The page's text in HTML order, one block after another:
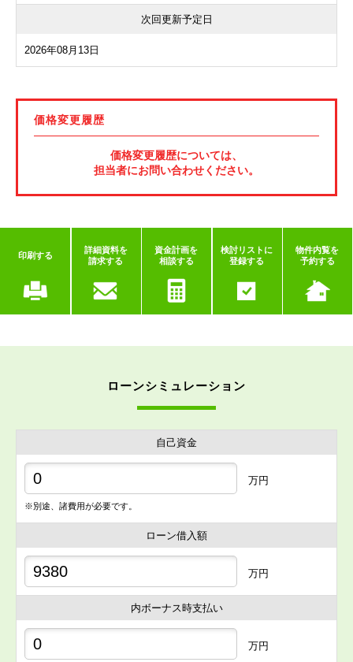
次回更新予定日
2026年08月13日
価格変更履歴
価格変更履歴については、
担当者にお問い合わせください。
印刷する
詳細資料を
請求する
資金計画を
相談する
検討リストに
登録する
物件内覧を
予約する
ローンシミュレーション
自己資金
万円
※別途、諸費用が必要です。
ローン借入額
万円
内ボーナス時支払い
万円